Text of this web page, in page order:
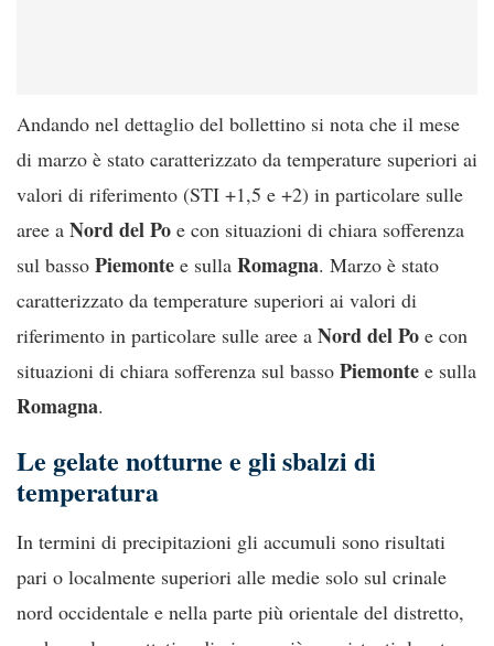
Andando nel dettaglio del bollettino si nota che il mese
di marzo è stato caratterizzato da temperature superiori ai
valori di riferimento (STI +1,5 e +2) in particolare sulle
aree a Nord del Po e con situazioni di chiara sofferenza
sul basso Piemonte e sulla Romagna. Marzo è stato
caratterizzato da temperature superiori ai valori di
riferimento in particolare sulle aree a Nord del Po e con
situazioni di chiara sofferenza sul basso Piemonte e sulla
Romagna.
Le gelate notturne e gli sbalzi di
temperatura
In termini di precipitazioni gli accumuli sono risultati
pari o localmente superiori alle medie solo sul crinale
nord occidentale e nella parte più orientale del distretto,